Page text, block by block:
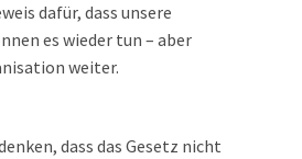
dafür, dass unsere
es wieder tun – aber
weiter.
dass das Gesetz nicht